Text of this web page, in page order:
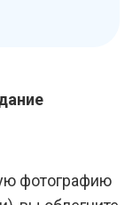
фотографию